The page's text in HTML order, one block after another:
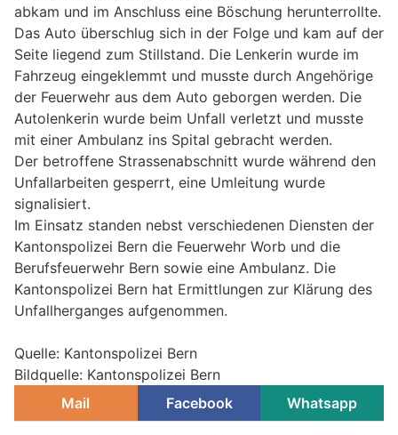
abkam und im Anschluss eine Böschung herunterrollte.
Das Auto überschlug sich in der Folge und kam auf der
Seite liegend zum Stillstand. Die Lenkerin wurde im
Fahrzeug eingeklemmt und musste durch Angehörige
der Feuerwehr aus dem Auto geborgen werden. Die
Autolenkerin wurde beim Unfall verletzt und musste
mit einer Ambulanz ins Spital gebracht werden.
Der betroffene Strassenabschnitt wurde während den
Unfallarbeiten gesperrt, eine Umleitung wurde
signalisiert.
Im Einsatz standen nebst verschiedenen Diensten der
Kantonspolizei Bern die Feuerwehr Worb und die
Berufsfeuerwehr Bern sowie eine Ambulanz. Die
Kantonspolizei Bern hat Ermittlungen zur Klärung des
Unfallherganges aufgenommen.
Quelle: Kantonspolizei Bern
Bildquelle: Kantonspolizei Bern
Mail
Facebook Whatsapp